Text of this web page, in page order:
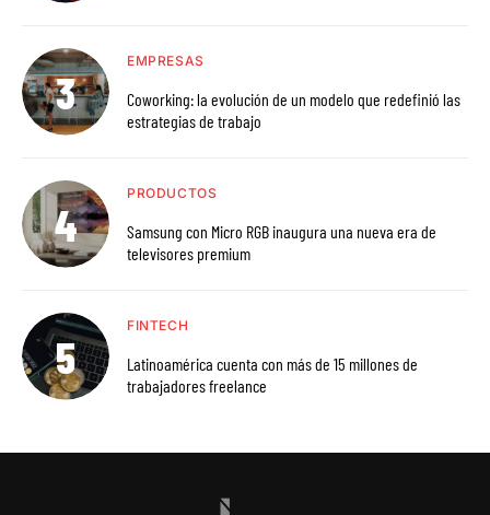
EMPRESAS
Coworking: la evolución de un modelo que redefinió las
estrategias de trabajo
PRODUCTOS
Samsung con Micro RGB inaugura una nueva era de
televisores premium
FINTECH
Latinoamérica cuenta con más de 15 millones de
trabajadores freelance